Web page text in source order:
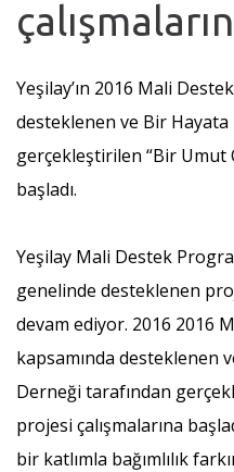
Yeşilay’ın 2016 Mali
desteklenen ve Bir
gerçekleştirilen “Bir Umut
başladı.
Yeşilay Mali Destek
genelinde desteklenen
devam ediyor. 2016 2016
kapsamında desteklenen
Derneği tarafından
projesi çalışmalarına
bir katlımla bağımlılık